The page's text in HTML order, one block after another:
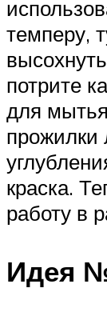
темперу,
потрите
для
прожилки
краска.
работу в
Идея